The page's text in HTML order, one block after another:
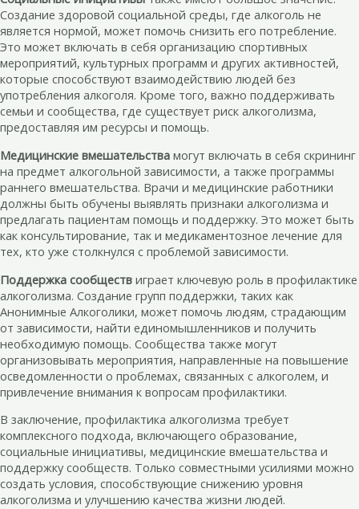
Создание здоровой социальной среды, где алкоголь не
является нормой, может помочь снизить его потребление.
Это может включать в себя организацию спортивных
мероприятий, культурных программ и других активностей,
которые способствуют взаимодействию людей без
употребления алкоголя. Кроме того, важно поддерживать
семьи и сообщества, где существует риск алкоголизма,
предоставляя им ресурсы и помощь.
Медицинские вмешательства могут включать в себя скрининг
на предмет алкогольной зависимости, а также программы
раннего вмешательства. Врачи и медицинские работники
должны быть обучены выявлять признаки алкоголизма и
предлагать пациентам помощь и поддержку. Это может быть
как консультирование, так и медикаментозное лечение для
тех, кто уже столкнулся с проблемой зависимости.
Поддержка сообществ играет ключевую роль в профилактике
алкоголизма. Создание групп поддержки, таких как
Анонимные Алкоголики, может помочь людям, страдающим
от зависимости, найти единомышленников и получить
необходимую помощь. Сообщества также могут
организовывать мероприятия, направленные на повышение
осведомленности о проблемах, связанных с алкоголем, и
привлечение внимания к вопросам профилактики.
В заключение, профилактика алкоголизма требует
комплексного подхода, включающего образование,
социальные инициативы, медицинские вмешательства и
поддержку сообществ. Только совместными усилиями можно
создать условия, способствующие снижению уровня
алкоголизма и улучшению качества жизни людей.